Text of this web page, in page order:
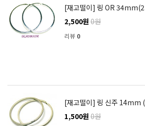
[재고떨이] 링 OR
2,500원 0원
리뷰 0
[재고떨이] 링 신주 14mm
1,500원 0원